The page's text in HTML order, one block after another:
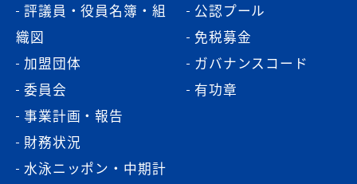
評議員・役員名簿・組
織図
加盟団体
委員会
事業計画・報告
財務状況
水泳ニッポン・中期計
公認プール
免税募金
ガバナンスコード
有功章